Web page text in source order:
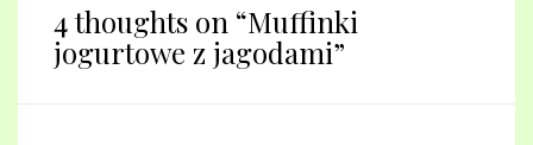
4 thoughts on “Muffinki
jogurtowe z jagodami”